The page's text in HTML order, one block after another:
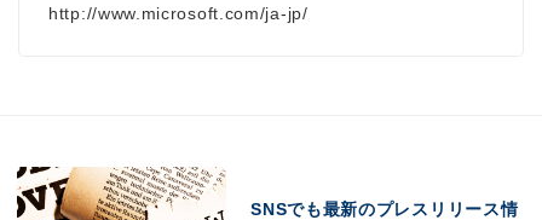
http://www.microsoft.com/ja-jp/
SNSでも最新のプレスリリース情